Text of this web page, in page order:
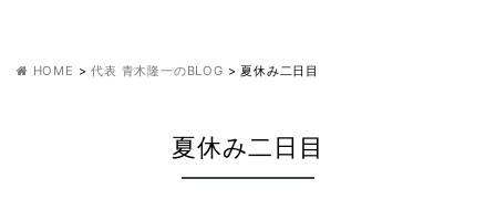
HOME >代表 青木隆一のBLOG >夏休み二日目
夏休み二日目